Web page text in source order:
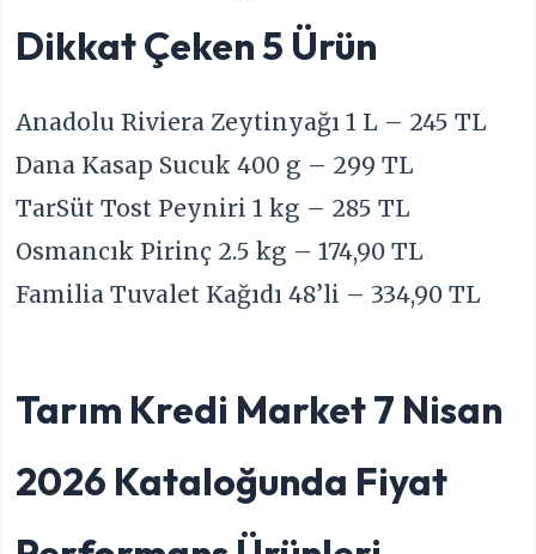
Dikkat Çeken 5 Ürün
Anadolu Riviera Zeytinyağı 1 L – 245 TL
Dana Kasap Sucuk 400 g – 299 TL
TarSüt Tost Peyniri 1 kg – 285 TL
Osmancık Pirinç 2.5 kg – 174,90 TL
Familia Tuvalet Kağıdı 48’li – 334,90 TL
Tarım Kredi Market 7 Nisan
2026 Kataloğunda Fiyat